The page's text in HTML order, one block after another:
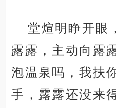
堂煊明睁开眼
露露，主动向露
泡温泉吗，我扶
手，露露还没来